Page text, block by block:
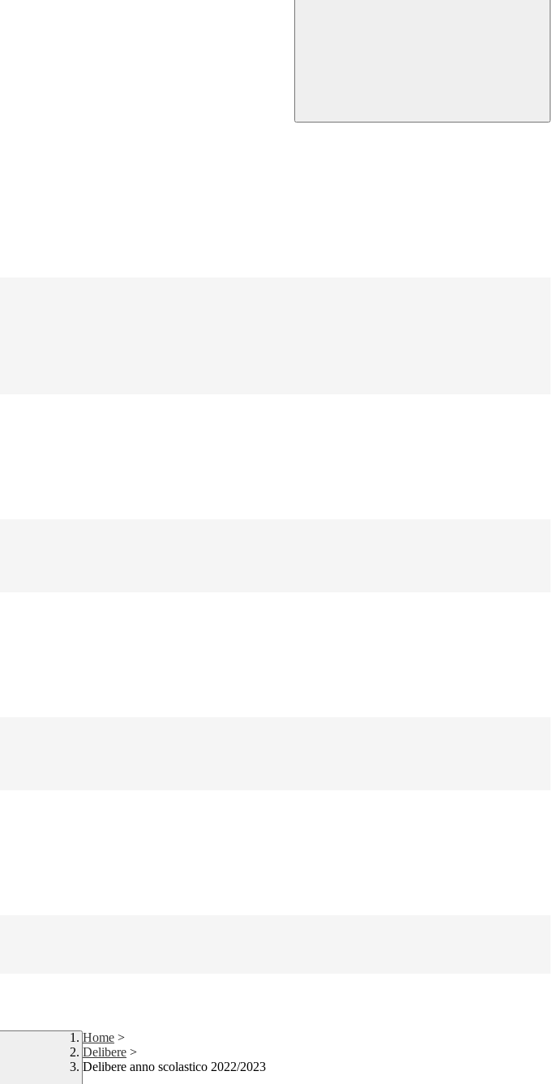
Home >
Delibere >
Delibere anno scolastico 2022/2023